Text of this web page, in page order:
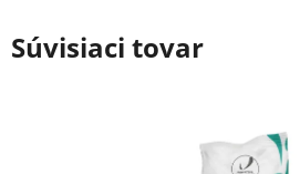
Súvisiaci tovar